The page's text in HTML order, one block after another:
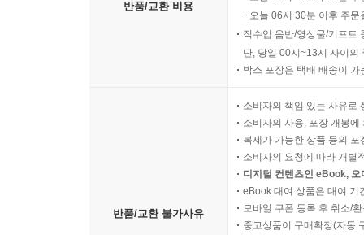
반품/교환 비용
오늘 06시 30분 이후 주
직수입 음반/영상물/기프트
단, 당일 00시~13시 사이의
박스 포장은 택배 배송이
반품/교환 불가사유
소비자의 책임 있는 사유로
소비자의 사용, 포장 개봉
복제가 가능한 상품 등의
소비자의 요청에 따라 개별
디지털 컨텐츠인 eBook,
eBook 대여 상품은 대여 기
모바일 쿠폰 등록 후 취소/
중고상품이 구매확정(자동